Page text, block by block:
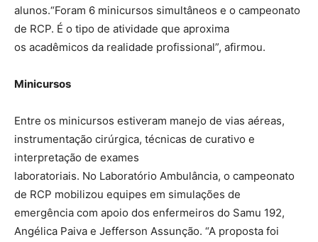
alunos.“Foram 6 minicursos simultâneos e o campeonato
de RCP. É o tipo de atividade que aproxima
os acadêmicos da realidade profissional”, afirmou.
Minicursos
Entre os minicursos estiveram manejo de vias aéreas,
instrumentação cirúrgica, técnicas de curativo e
interpretação de exames
laboratoriais. No Laboratório Ambulância, o campeonato
de RCP mobilizou equipes em simulações de
emergência com apoio dos enfermeiros do Samu 192,
Angélica Paiva e Jefferson Assunção. “A proposta foi